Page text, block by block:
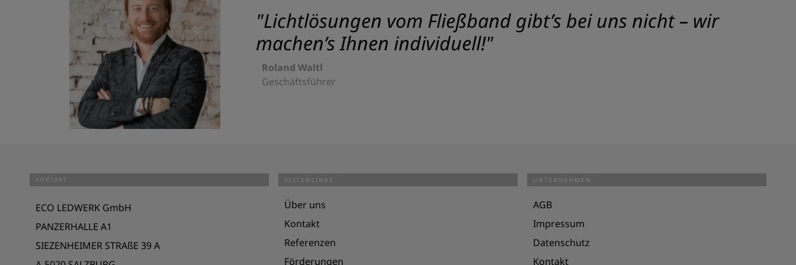
"Lichtlösungen vom Fließband gibt’s bei uns nicht – wir
machen’s Ihnen individuell!"
Roland Waltl
Geschäftsführer
KONTAKT
ECO LEDWERK GmbH
PANZERHALLE A1
SIEZENHEIMER STRAßE 39 A
SEITENLINKS
Über uns
Kontakt
Referenzen
Förderungen
UNTERNEHMEN
AGB
Impressum
Datenschutz
Kontakt